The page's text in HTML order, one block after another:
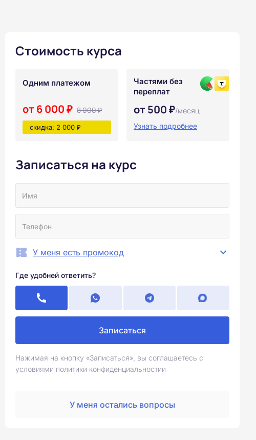
Стоимость курса
Одним платежом
от 6 000 ₽ 8 000 ₽
скидка: 2 000 ₽
Частями без
переплат
от 500 ₽/месяц
Узнать подробнее
Записаться на курс
У меня есть промокод
Где удобней ответить?
Записаться
Нажимая на кнопку «Записаться», вы соглашаетесь с
условиями политики конфиденциальностии
У меня остались вопросы